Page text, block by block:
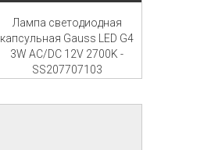
Лампа светодиодная
капсульная Gauss LED G4
3W AC/DC 12V 2700K -
SS207707103